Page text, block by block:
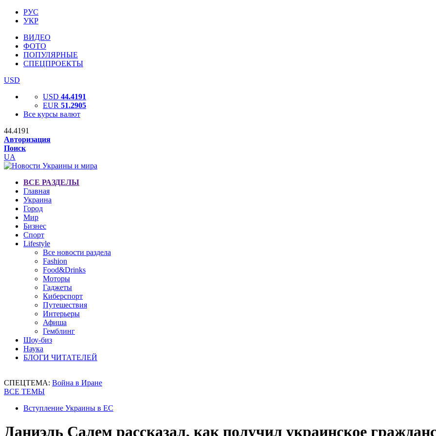
РУС
УКР
ВИДЕО
ФОТО
ПОПУЛЯРНЫЕ
СПЕЦПРОЕКТЫ
USD
USD 44.4191
EUR 51.2905
Все курсы валют
44.4191
Авторизация
Поиск
UA
ВСЕ РАЗДЕЛЫ
Главная
Украина
Город
Мир
Бизнес
Спорт
Lifestyle
Все новости раздела
Fashion
Food&Drinks
Моторы
Гаджеты
Киберспорт
Путешествия
Интерьеры
Афиша
Гемблинг
Шоу-биз
Наука
БЛОГИ ЧИТАТЕЛЕЙ
СПЕЦТЕМА: Война в Иране
ВСЕ ТЕМЫ
Вступление Украины в ЕС
Даниэль Салем рассказал, как получил украинское